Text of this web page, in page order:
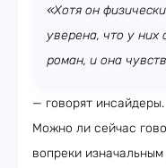
«Хотя он
уверена, что у них
роман, и она
— говорят инсайдеры.
Можно ли сейчас
вопреки